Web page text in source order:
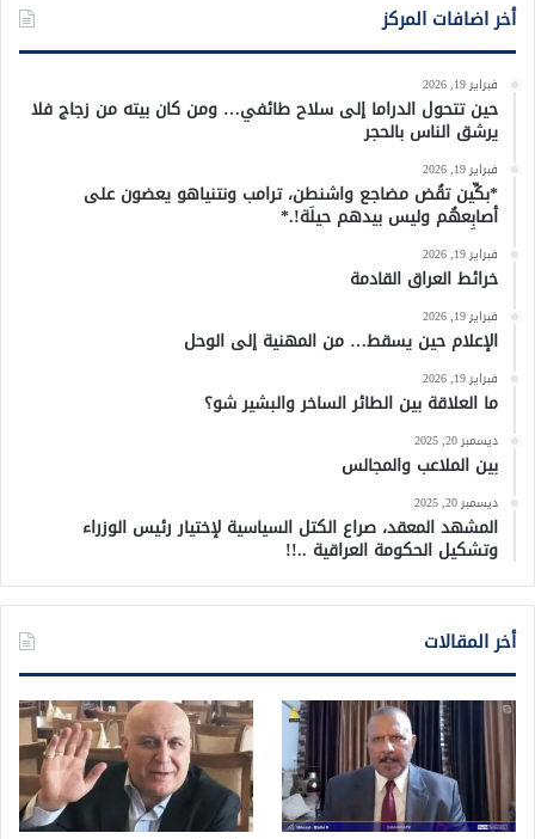
أخر اضافات المركز
فبراير 19, 2026
حين تتحول الدراما إلى سلاح طائفي… ومن كان بيته من زجاج فلا
يرشق الناس بالحجر
فبراير 19, 2026
*بكِّين تقُض مضاجع واشنطن، ترامب ونتنياهو يعضون على
أصابِعهُم وليس بيدهم حيلَة!.*
فبراير 19, 2026
خرائط العراق القادمة
فبراير 19, 2026
الإعلام حين يسقط… من المهنية إلى الوحل
فبراير 19, 2026
ما العلاقة بين الطائر الساخر والبشير شو؟
ديسمبر 20, 2025
بين الملاعب والمجالس
ديسمبر 20, 2025
المشهد المعقد، صراع الكتل السياسية لإختيار رئيس الوزراء
وتشكيل الحكومة العراقية ..!!
أخر المقالات